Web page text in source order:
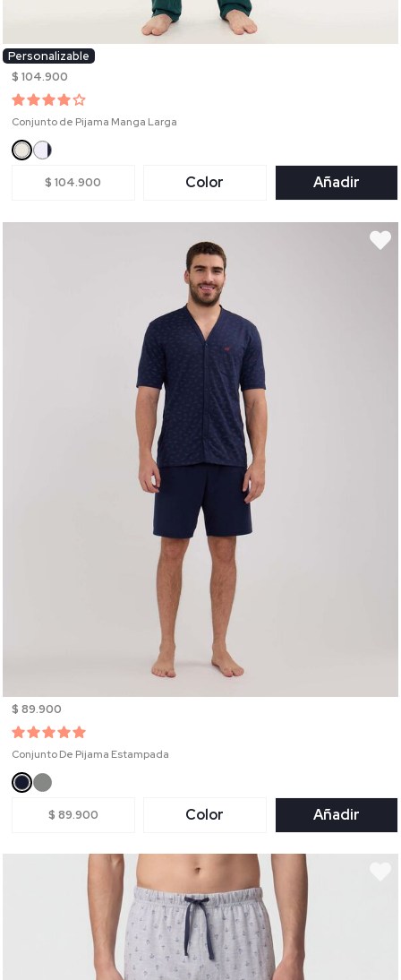
Personalizable
$ 104.900
Conjunto de Pijama Manga Larga
$ 104.900 Color Añadir
$ 89.900
Conjunto De Pijama Estampada
$ 89.900 Color Añadir